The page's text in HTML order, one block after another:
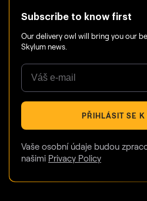
Subscribe to know first
Our delivery owl will bring you our
Skylum news.
PŘIHLÁSIT SE K
Vaše osobní údaje budou
našimi Privacy Policy